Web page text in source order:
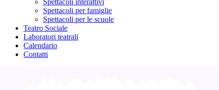
Spettacoli interattivi
Spettacoli per famiglie
Spettacoli per le scuole
Teatro Sociale
Laboratori teatrali
Calendario
Contatti